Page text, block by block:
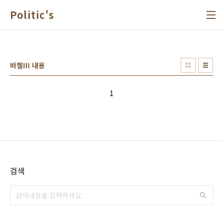
Politic's
바젤Ⅲ 내용
1
검색